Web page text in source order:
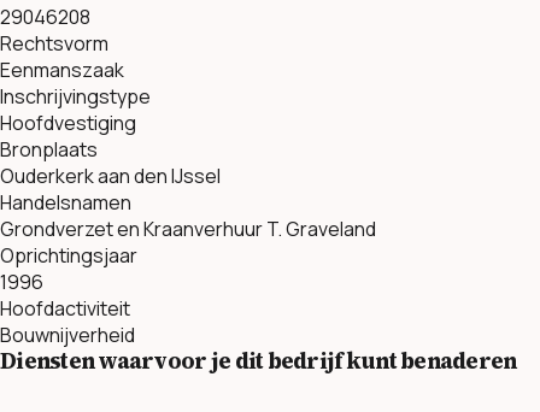
29046208
Rechtsvorm
Eenmanszaak
Inschrijvingstype
Hoofdvestiging
Bronplaats
Ouderkerk aan den IJssel
Handelsnamen
Grondverzet en Kraanverhuur T. Graveland
Oprichtingsjaar
1996
Hoofdactiviteit
Bouwnijverheid
Diensten waarvoor je dit bedrijf kunt benaderen